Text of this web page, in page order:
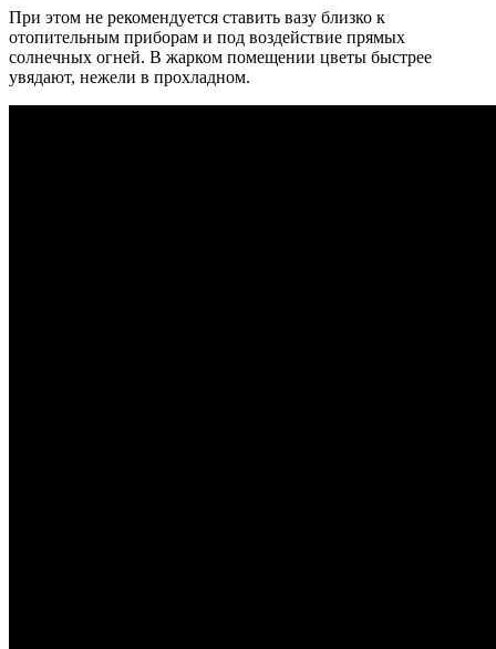
При этом не рекомендуется ставить вазу близко к
отопительным приборам и под воздействие прямых
солнечных огней. В жарком помещении цветы быстрее
увядают, нежели в прохладном.